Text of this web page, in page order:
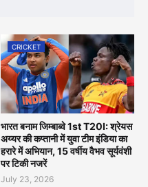
CRICKET
भारत बनाम जिम्बाब्वे 1st T20I: श्रेयस
अय्यर की कप्तानी में युवा टीम इंडिया का
हरारे में अभियान, 15 वर्षीय वैभव सूर्यवंशी
पर टिकी नजरें
July 23, 2026